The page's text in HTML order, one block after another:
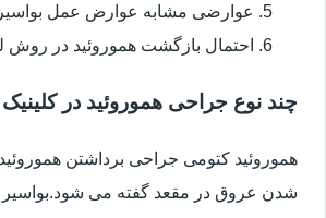
عوارضی مشابه عوارض عمل بواسیر
احتمال بازگشت هموروئید در روش
چند نوع جراحی هموروئید در
هموروئید کتومی جراحی برداشتن
شدن عروق در مقعد گفته می شود.بواسیر